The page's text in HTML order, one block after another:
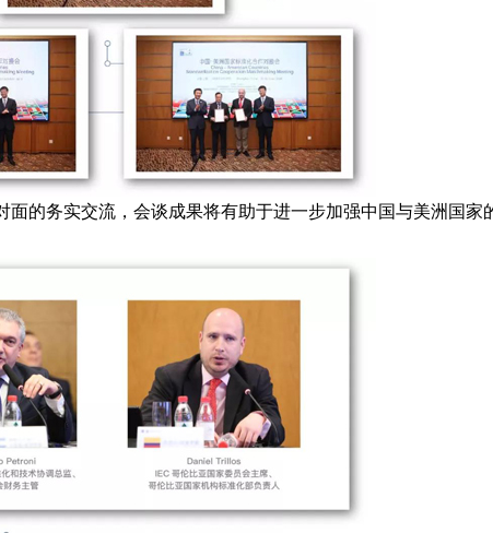
务实交流，会谈成果将有助于进一步加强中国与美洲国家